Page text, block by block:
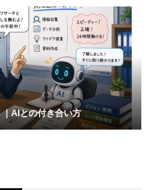
AIとの付き合い方